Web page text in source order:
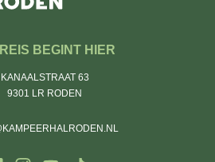
BEGINT HIER
KANAALSTRAAT 63
9301 LR RODEN